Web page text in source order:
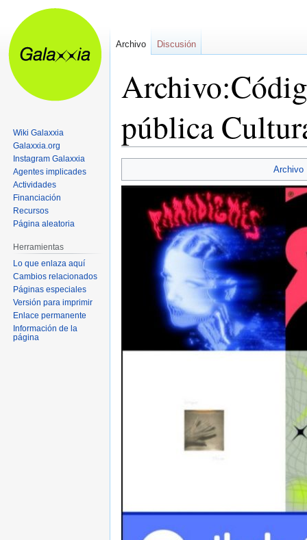
pública
a
navegación
a
búsqueda
Archivo
Archivo Discusión
Wiki Galaxxia
Galaxxia.org
Instagram Galaxxia
Agentes implicades
Actividades
Financiación
Recursos
Página aleatoria
Herramientas
Lo que enlaza aquí
Cambios relacionados
Páginas especiales
Versión para imprimir
Enlace permanente
Información de la
página